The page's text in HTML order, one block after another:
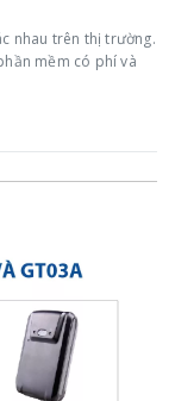
nhau trên thị trường.
mềm có phí và